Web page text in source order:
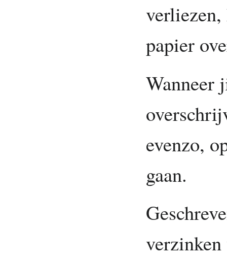
papier
Wanneer
evenzo,
gaan.